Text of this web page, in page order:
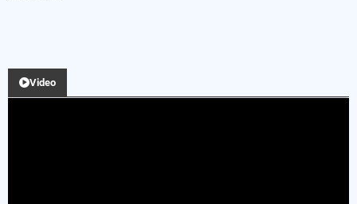
Video